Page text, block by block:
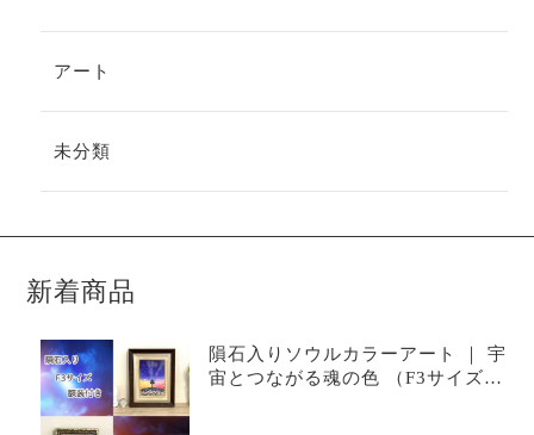
アート
未分類
新着商品
隕石入りソウルカラーアート ｜ 宇
宙とつながる魂の色 （F3サイズ・